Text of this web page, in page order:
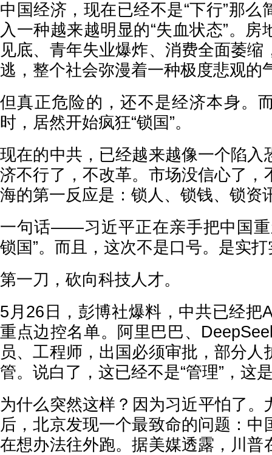
中国经济，现在已经不是“下行”那么
入一种越来越明显的“失血状态”。
见底、青年失业爆炸、消费全面萎缩
逃，整个社会弥漫着一种极度悲观的
但真正危险的，还不是经济本身。
时，居然开始疯狂“锁国”。
现在的中共，已经越来越像一个陷入
济不行了，不改革。市场没信心了，
海的第一反应是：锁人、锁钱、锁资
一句话——习近平正在亲手把中国重
锁国”。而且，这次不是口号。是实
第一刀，砍向科技人才。
5月26日，彭博社爆料，中共已经把
重点边控名单。阿里巴巴、
员、工程师，出国必须审批，部分人
管。说白了，这已经不是“管理”，这
为什么突然这样？因为习近平怕了。
后，北京发现一个最致命的问题：中
在想办法往外跑。据美媒透露，川普